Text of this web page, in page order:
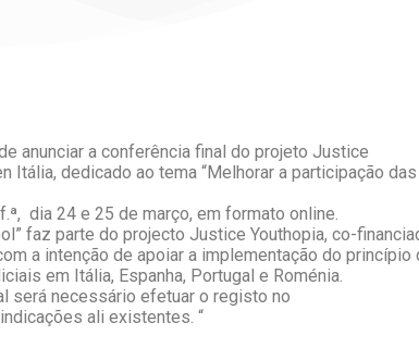
anunciar a conferência final do projeto Justice
Itália, dedicado ao tema “Melhorar a participação das
dia 24 e 25 de março, em formato online.
faz parte do projecto Justice Youthopia, co-
a intenção de apoiar a implementação do princípio
em Itália, Espanha, Portugal e Roménia.
será necessário efetuar o registo no
ali existentes. “